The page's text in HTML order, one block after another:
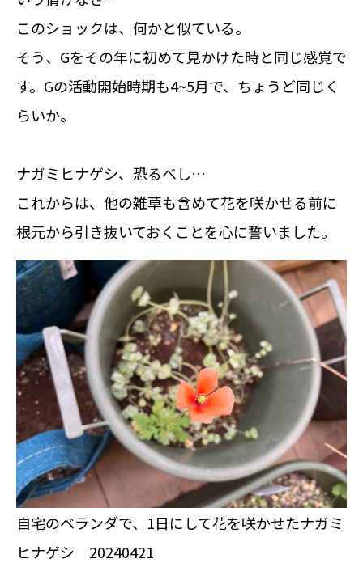
このショックは、何かと似ている。
そう、Gをその年に初めて見かけた時と同じ感覚で
す。Gの活動開始時期も4~5月で、ちょうど同じく
らいか。
ナガミヒナゲシ、恐るべし…
これからは、他の雑草も含めて花を咲かせる前に
根元から引き抜いておくことを心に誓いました。
自宅のベランダで、1日にして花を咲かせたナガミ
ヒナゲシ 20240421